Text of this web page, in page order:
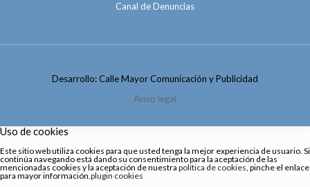
Canal de Denuncias
Desarrollo: Calle Mayor Comunicación y Publicidad
Aviso legal
Uso de cookies
Este sitio web utiliza cookies para que usted tenga la mejor experiencia de usuario. Si
continúa navegando está dando su consentimiento para la aceptación de las
mencionadas cookies y la aceptación de nuestra política de cookies, pinche el enlace
para mayor información.plugin cookies